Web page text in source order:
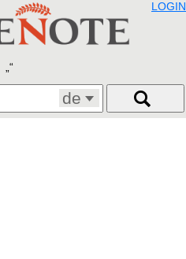
LOGIN
de